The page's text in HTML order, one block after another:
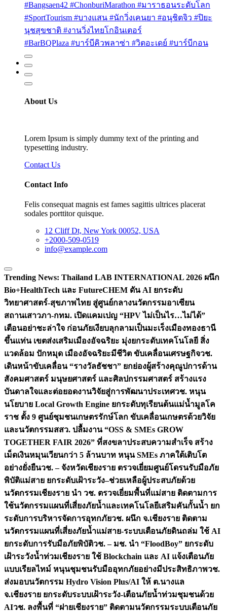
#Bangsaen42 #ChonburiMarathon #มาราธอนระดับโลก
#SportTourism #บางแสน #นักวิ่งเคนยา #อนุชิตจิว #ปิยะ
นุชสุขชาติ #งานวิ่งไทยโกอินเตอร์
#BarBQPlaza #บาร์บีคิวพลาซ่า #วิตอะเดย์ #บาร์บีกอน
About Us
Lorem Ipsum is simply dummy text of the printing and
typesetting industry.
Contact Us
Contact Info
Felis consequat magnis est fames sagittis ultrices placerat
sodales porttitor quisque.
12 Cliff Dt, New York 00052, USA
+2000-509-0519
info@example.com
Trending News: Thailand LAB INTERNATIONAL 2026 ผนึก
Bio+HealthTech และ FutureCHEM ดัน AI ยกระดับ
วิทยาศาสตร์-สุขภาพไทย สู่ศูนย์กลางนวัตกรรมอาเซียน
สถานเสาวภา-กทม. เปิดแคมเปญ “HPV ไม่เป็นไร…ไม่ได้”
เตือนอย่าชะล่าใจ ก่อนภัยเงียบลุกลามเป็นมะเร็งเมืองทองธานี
ขึ้นแท่น เขตส่งเสริมเมืองอัจฉริยะ มุ่งยกระดับเทคโนโลยี สิ่ง
แวดล้อม ปักหมุด เมืองอัจฉริยะมีชีวิต ขับเคลื่อนเศรษฐกิจวช.
เดินหน้าขับเคลื่อน “รางวัลธัชชา” ยกย่องผู้สร้างคุณูปการด้าน
สังคมศาสตร์ มนุษยศาสตร์ และศิลปกรรมศาสตร์ สร้างแรง
บันดาลใจและต่อยอดงานวิจัยสู่การพัฒนาประเทศวช. หนุน
นโยบาย Local Growth Engine ยกระดับทุเรียนต้นแม่น้ำมูลโค
ราช ตั้ง 9 ศูนย์ชุมชนเกษตรรักษ์โลก ขับเคลื่อนเกษตรด้วยวิจัย
และนวัตกรรมสสว. ปลื้มงาน “OSS & SMEs GROW
TOGETHER FAIR 2026” ที่สงขลาประสบความสำเร็จ สร้าง
เม็ดเงินหมุนเวียนกว่า 5 ล้านบาท หนุน SMEs ภาคใต้เติบโต
อย่างยั่งยืนวช. – จังหวัดเชียงราย ตรวจเยี่ยมศูนย์โดรนรับมือภัย
พิบัติแม่สาย ยกระดับเฝ้าระวัง–ช่วยเหลือผู้ประสบภัยด้วย
นวัตกรรมเชียงราย นำ วช. ตรวจเยี่ยมพื้นที่แม่สาย ติดตามการ
ใช้นวัตกรรมแผนที่เสี่ยงภัยน้ำและเทคโนโลยีเสริมคันกั้นน้ำ ยก
ระดับการบริหารจัดการอุทกภัยวช. ผนึก จ.เชียงราย ติดตาม
นวัตกรรมแผนที่เสี่ยงภัยน้ำแม่สาย-ระบบเตือนภัยดินถล่ม ใช้ AI
ยกระดับการรับมือภัยพิบัติวช. – มช. นำ “FloodBoy” ยกระดับ
เฝ้าระวังน้ำท่วมเชียงราย ใช้ Blockchain และ AI แจ้งเตือนภัย
แบบเรียลไทม์ หนุนชุมชนรับมืออุทกภัยอย่างมีประสิทธิภาพวช.
ส่งมอบนวัตกรรม Hydro Vision Plus/AI ให้ ต.นางแล
จ.เชียงราย ยกระดับระบบเฝ้าระวัง-เตือนภัยน้ำท่วมชุมชนด้วย
AIวช. ลงพื้นที่ “ฝายเชียงราย” ติดตามนวัตกรรมระบบเตือนภัย